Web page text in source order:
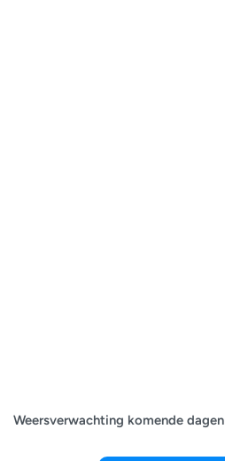
Weersverwachting komende dagen